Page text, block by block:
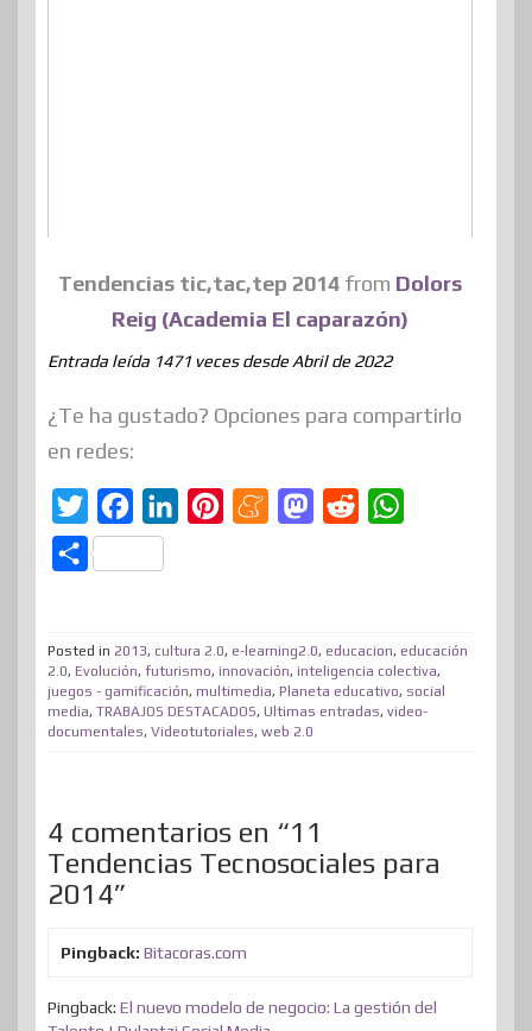
Tendencias tic,tac,tep 2014 from Dolors
Reig (Academia El caparazón)
Entrada leída 1471 veces desde Abril de 2022
¿Te ha gustado? Opciones para compartirlo
en redes:
w
t
e
r
a
c
b
o
o
e
d
I
e
r
e
M
a
m
e
M
o
d
o
i
t
s
A
p
C
p
a
r
r
Posted in 2013, cultura 2.0, e-learning2.0, educacion, educación
2.0, Evolución, futurismo, innovación, inteligencia colectiva,
juegos - gamificación, multimedia, Planeta educativo, social
media, TRABAJOS DESTACADOS, Ultimas entradas, video-
documentales, Videotutoriales, web 2.0
4 comentarios en “11
Tendencias Tecnosociales para
2014”
Pingback: Bitacoras.com
Pingback: El nuevo modelo de negocio: La gestión del